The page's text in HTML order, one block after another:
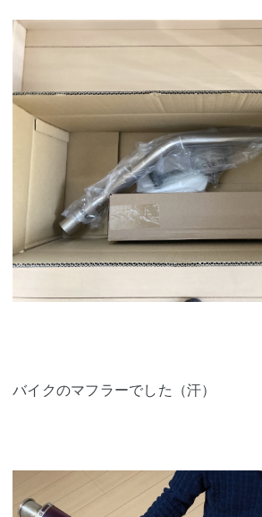
バイクのマフラーでした（汗）